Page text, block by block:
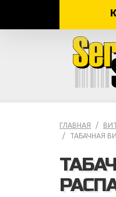
ГЛАВНАЯ
ТАБАЧНАЯ